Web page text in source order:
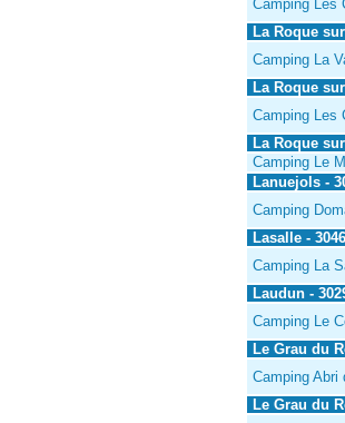
Camping Les
La Roque
Camping La
La Roque
Camping Les
La Roque
Camping Le
Lanuejols -
Camping
Lasalle -
Camping La
Laudun -
Camping Le
Le Grau du
Camping Abri
Le Grau du